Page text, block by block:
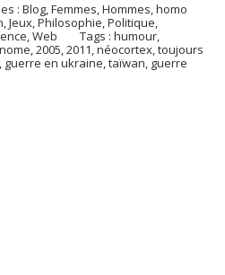
:Blog,Femmes,Hommes, homo
,Jeux,Philosophie,Politique,
,Web Tags : humour,
,2005,2011,néocortex,toujours
, guerre en ukraine,taïwan, guerre